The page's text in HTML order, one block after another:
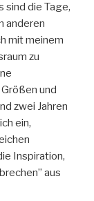
sind die Tage,
anderen
mit meinem
zu
und
zwei Jahren
ein,
Inspiration,
aus